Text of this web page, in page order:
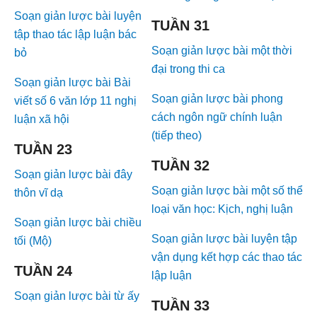
Soạn giản lược bài luyện
tập thao tác lập luận bác
bỏ
Soạn giản lược bài Bài
viết số 6 văn lớp 11 nghị
luận xã hội
TUẦN 23
Soạn giản lược bài đây
thôn vĩ dạ
Soạn giản lược bài chiều
tối (Mộ)
TUẦN 24
Soạn giản lược bài từ ấy
TUẦN 31
Soạn giản lược bài một thời
đại trong thi ca
Soạn giản lược bài phong
cách ngôn ngữ chính luận
(tiếp theo)
TUẦN 32
Soạn giản lược bài một số thể
loại văn học: Kịch, nghị luận
Soạn giản lược bài luyện tập
vận dụng kết hợp các thao tác
lập luận
TUẦN 33